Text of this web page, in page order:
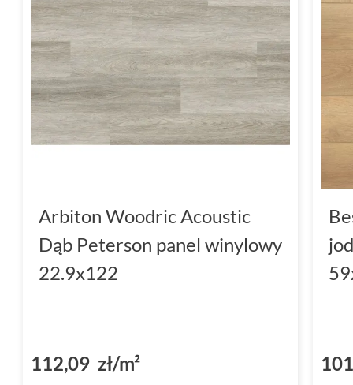
Arbiton Woodric Acoustic
Dąb Peterson panel winylowy
22.9x122
112,09 zł/m²